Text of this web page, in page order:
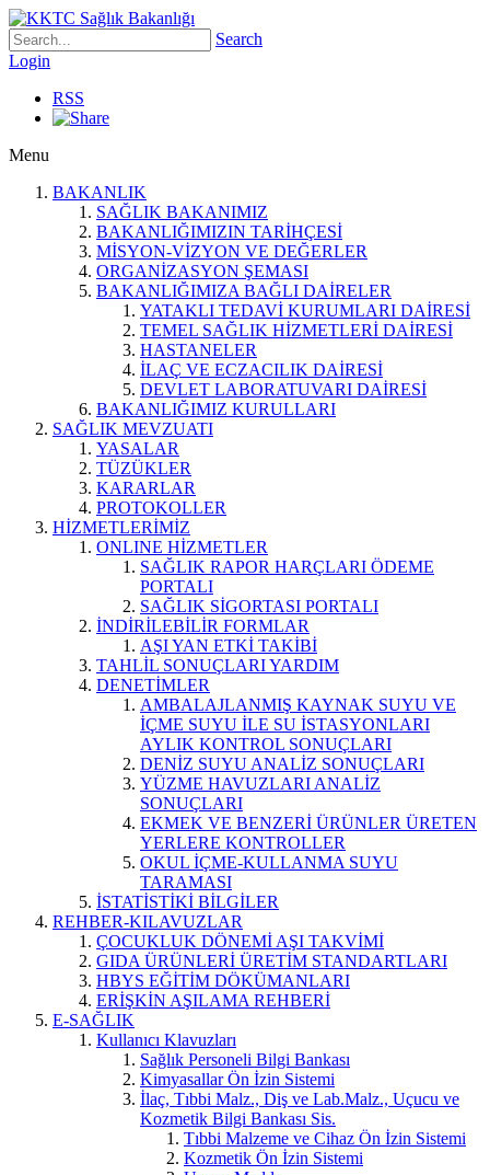
Search
Login
RSS
Menu
BAKANLIK
SAĞLIK BAKANIMIZ
BAKANLIĞIMIZIN TARİHÇESİ
MİSYON-VİZYON VE DEĞERLER
ORGANİZASYON ŞEMASI
BAKANLIĞIMIZA BAĞLI DAİRELER
YATAKLI TEDAVİ KURUMLARI DAİRESİ
TEMEL SAĞLIK HİZMETLERİ DAİRESİ
HASTANELER
İLAÇ VE ECZACILIK DAİRESİ
DEVLET LABORATUVARI DAİRESİ
BAKANLIĞIMIZ KURULLARI
SAĞLIK MEVZUATI
YASALAR
TÜZÜKLER
KARARLAR
PROTOKOLLER
HİZMETLERİMİZ
ONLINE HİZMETLER
SAĞLIK RAPOR HARÇLARI ÖDEME
PORTALI
SAĞLIK SİGORTASI PORTALI
İNDİRİLEBİLİR FORMLAR
AŞI YAN ETKİ TAKİBİ
TAHLİL SONUÇLARI YARDIM
DENETİMLER
AMBALAJLANMIŞ KAYNAK SUYU VE
İÇME SUYU İLE SU İSTASYONLARI
AYLIK KONTROL SONUÇLARI
DENİZ SUYU ANALİZ SONUÇLARI
YÜZME HAVUZLARI ANALİZ
SONUÇLARI
EKMEK VE BENZERİ ÜRÜNLER ÜRETEN
YERLERE KONTROLLER
OKUL İÇME-KULLANMA SUYU
TARAMASI
İSTATİSTİKİ BİLGİLER
REHBER-KILAVUZLAR
ÇOCUKLUK DÖNEMİ AŞI TAKVİMİ
GIDA ÜRÜNLERİ ÜRETİM STANDARTLARI
HBYS EĞİTİM DÖKÜMANLARI
ERİŞKİN AŞILAMA REHBERİ
E-SAĞLIK
Kullanıcı Klavuzları
Sağlık Personeli Bilgi Bankası
Kimyasallar Ön İzin Sistemi
İlaç, Tıbbi Malz., Diş ve Lab.Malz., Uçucu ve
Kozmetik Bilgi Bankası Sis.
Tıbbi Malzeme ve Cihaz Ön İzin Sistemi
Kozmetik Ön İzin Sistemi